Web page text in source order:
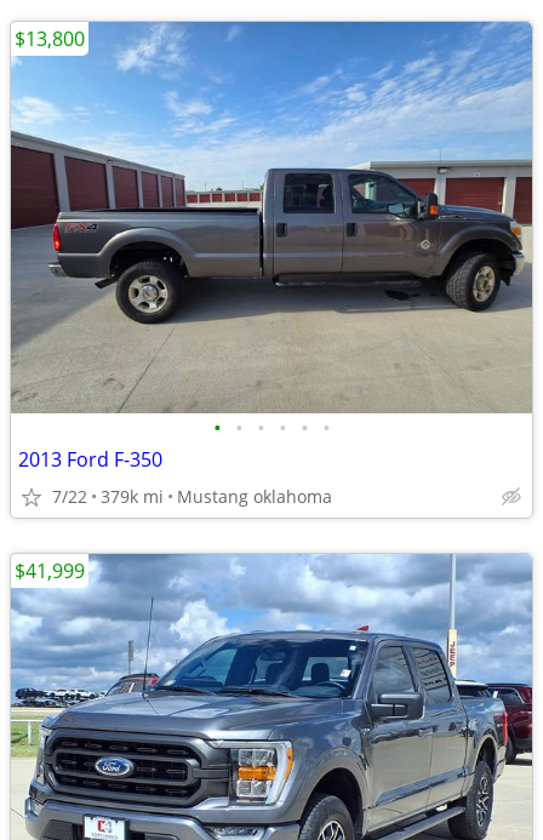
• • • • • •
2013 Ford F-350
7/22 379k mi Mustang oklahoma
$13,800
$41,999